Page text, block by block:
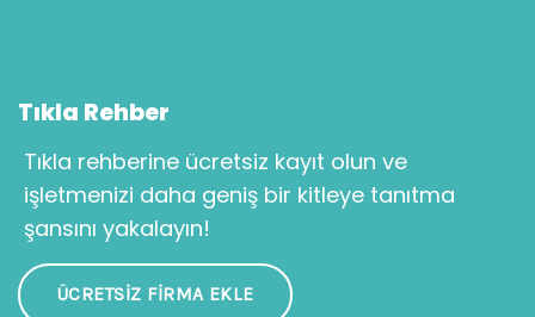
Tıkla Rehber
Tıkla rehberine ücretsiz kayıt olun ve
işletmenizi daha geniş bir kitleye tanıtma
şansını yakalayın!
ÜCRETSIZ FIRMA EKLE